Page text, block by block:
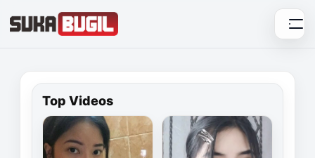
to
Top Videos